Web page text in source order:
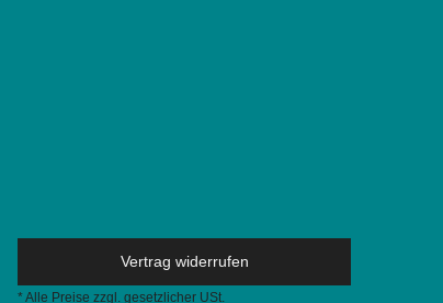
Vertrag widerrufen
* Alle Preise zzgl. gesetzlicher USt.